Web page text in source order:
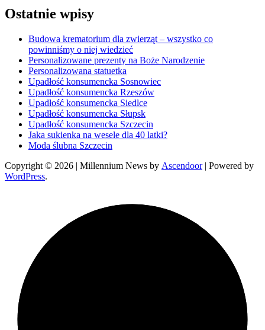
Ostatnie wpisy
Budowa krematorium dla zwierząt – wszystko co
powinniśmy o niej wiedzieć
Personalizowane prezenty na Boże Narodzenie
Personalizowana statuetka
Upadłość konsumencka Sosnowiec
Upadłość konsumencka Rzeszów
Upadłość konsumencka Siedlce
Upadłość konsumencka Słupsk
Upadłość konsumencka Szczecin
Jaka sukienka na wesele dla 40 latki?
Moda ślubna Szczecin
Copyright © 2026 | Millennium News by Ascendoor| Powered by
WordPress.